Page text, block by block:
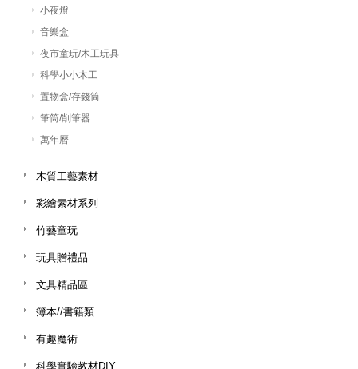
小夜燈
音樂盒
夜市童玩/木工玩具
科學小小木工
置物盒/存錢筒
筆筒/削筆器
萬年曆
木質工藝素材
彩繪素材系列
竹藝童玩
玩具贈禮品
文具精品區
簿本//書籍類
有趣魔術
科學實驗教材DIY